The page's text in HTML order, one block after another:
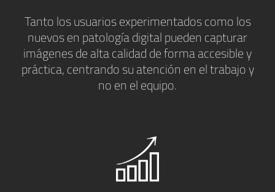
Tanto los usuarios experimentados como los
nuevos en patología digital pueden capturar
imágenes de alta calidad de forma accesible y
práctica, centrando su atención en el trabajo y
no en el equipo.